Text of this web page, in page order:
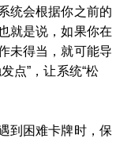
统会根据你之前的
就是说，如果你在
未得当，就可能导
点”，让系统“松
到困难卡牌时，保